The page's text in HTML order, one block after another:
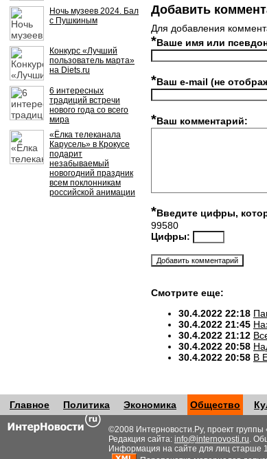
Ночь музеев 2024. Бал
с Пушкиным
Конкурс «Лучший
пользователь марта»
на Diets.ru
6 интересных
традиций встречи
нового года со всего
мира
«Ёлка телеканала
Карусель» в Крокусе
подарит
незабываемый
новогодний праздник
всем поклонникам
российской анимации
Добавить
Для добавления
*Ваше имя или
*Ваш e-mail (не
*Ваш комментарий:
*Введите цифры,
99580
Цифры:
Смотрите еще:
30.4.2022 22:18
30.4.2022 21:45
30.4.2022 21:12
30.4.2022 20:58
30.4.2022 20:58 В
Главное Политика Экономика Общество
©2008 Интерновости.Ру, проект группы
Редакция сайта: info@internovosti.ru.
Информация на сайте для лиц старше